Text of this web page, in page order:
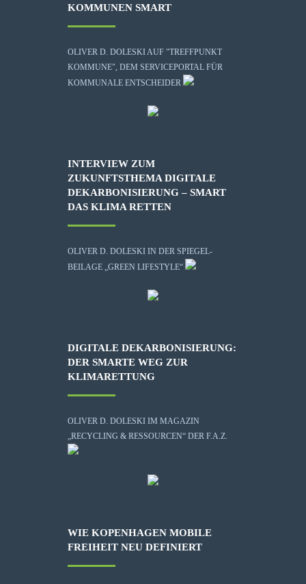
KOMMUNEN SMART
OLIVER D. DOLESKI AUF "TREFFPUNKT
KOMMUNE", DEM SERVICEPORTAL FÜR
KOMMUNALE ENTSCHEIDER
INTERVIEW ZUM
ZUKUNFTSTHEMA DIGITALE
DEKARBONISIERUNG – SMART
DAS KLIMA RETTEN
OLIVER D. DOLESKI IN DER SPIEGEL-
BEILAGE „GREEN LIFESTYLE“
DIGITALE DEKARBONISIERUNG:
DER SMARTE WEG ZUR
KLIMARETTUNG
OLIVER D. DOLESKI IM MAGAZIN
„RECYCLING & RESSOURCEN“ DER F.A.Z.
WIE KOPENHAGEN MOBILE
FREIHEIT NEU DEFINIERT